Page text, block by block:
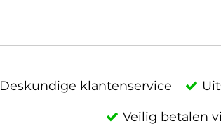
Deskundige klantenservice
Veilig betalen